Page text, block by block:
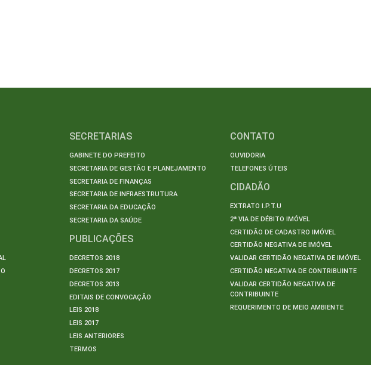
SECRETARIAS
GABINETE DO PREFEITO
SECRETARIA DE GESTÃO E PLANEJAMENTO
SECRETARIA DE FINANÇAS
SECRETARIA DE INFRAESTRUTURA
SECRETARIA DA EDUCAÇÃO
SECRETARIA DA SAÚDE
PUBLICAÇÕES
DECRETOS 2018
DECRETOS 2017
DECRETOS 2013
EDITAIS DE CONVOCAÇÃO
LEIS 2018
LEIS 2017
LEIS ANTERIORES
TERMOS
CONTATO
OUVIDORIA
TELEFONES ÚTEIS
CIDADÃO
EXTRATO I.P.T.U
2ª VIA DE DÉBITO IMÓVEL
CERTIDÃO DE CADASTRO IMÓVEL
CERTIDÃO NEGATIVA DE IMÓVEL
VALIDAR CERTIDÃO NEGATIVA DE IMÓVEL
CERTIDÃO NEGATIVA DE CONTRIBUINTE
VALIDAR CERTIDÃO NEGATIVA DE
CONTRIBUINTE
REQUERIMENTO DE MEIO AMBIENTE